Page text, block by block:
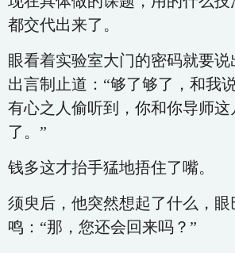
都交代出来了。
眼看着实验室大门的密码就要
出言制止道：“够了够了，和我
有心之人偷听到，你和你导师
了。”
钱多这才抬手猛地捂住了嘴。
须臾后，他突然想起了什么，
鸣：“那，您还会回来吗？”